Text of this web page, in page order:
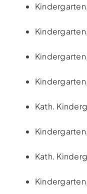
Kath.
Kath.